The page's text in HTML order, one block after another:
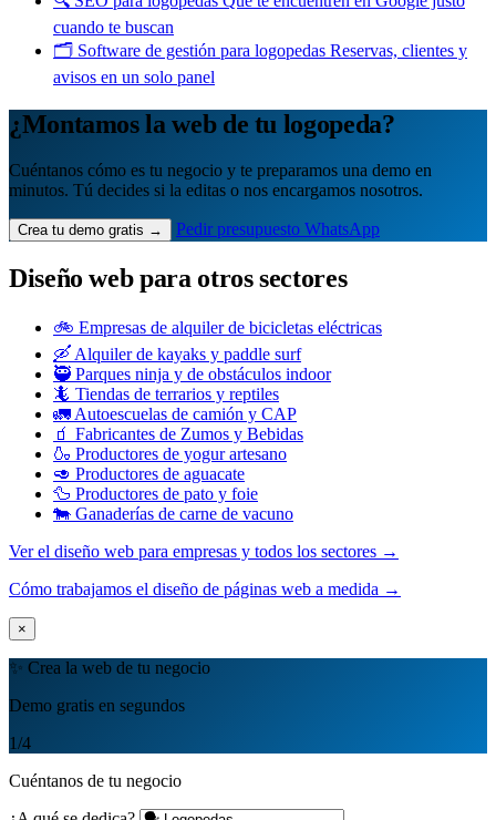
cuando te buscan
🗂️ Software de gestión para logopedas Reservas, clientes y
avisos en un solo panel
¿Montamos la web de tu logopeda?
Cuéntanos cómo es tu negocio y te preparamos una demo en
minutos. Tú decides si la editas o nos encargamos nosotros.
Crea tu demo gratis → Pedir presupuesto WhatsApp
Diseño web para otros sectores
🚲 Empresas de alquiler de bicicletas eléctricas
🛶 Alquiler de kayaks y paddle surf
🥷 Parques ninja y de obstáculos indoor
🦎 Tiendas de terrarios y reptiles
🚛 Autoescuelas de camión y CAP
🧃 Fabricantes de Zumos y Bebidas
🍶 Productores de yogur artesano
🥑 Productores de aguacate
🦆 Productores de pato y foie
🐄 Ganaderías de carne de vacuno
Ver el diseño web para empresas y todos los sectores →
Cómo trabajamos el diseño de páginas web a medida →
×
✨ Crea la web de tu negocio
Demo gratis en segundos
1/4
Cuéntanos de tu negocio